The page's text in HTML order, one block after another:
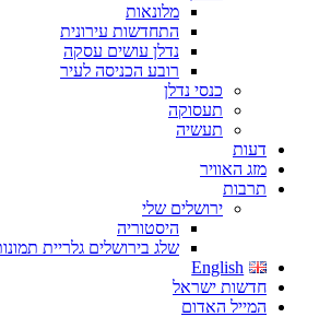
מלונאות
התחדשות עירונית
נדלן עושים עסקה
רובע הכניסה לעיר
כנסי נדלן
תעסוקה
תעשיה
דעות
מזג האוויר
תרבות
ירושלים שלי
היסטוריה
שלג בירושלים גלריית תמונות
English
חדשות ישראל
המייל האדום